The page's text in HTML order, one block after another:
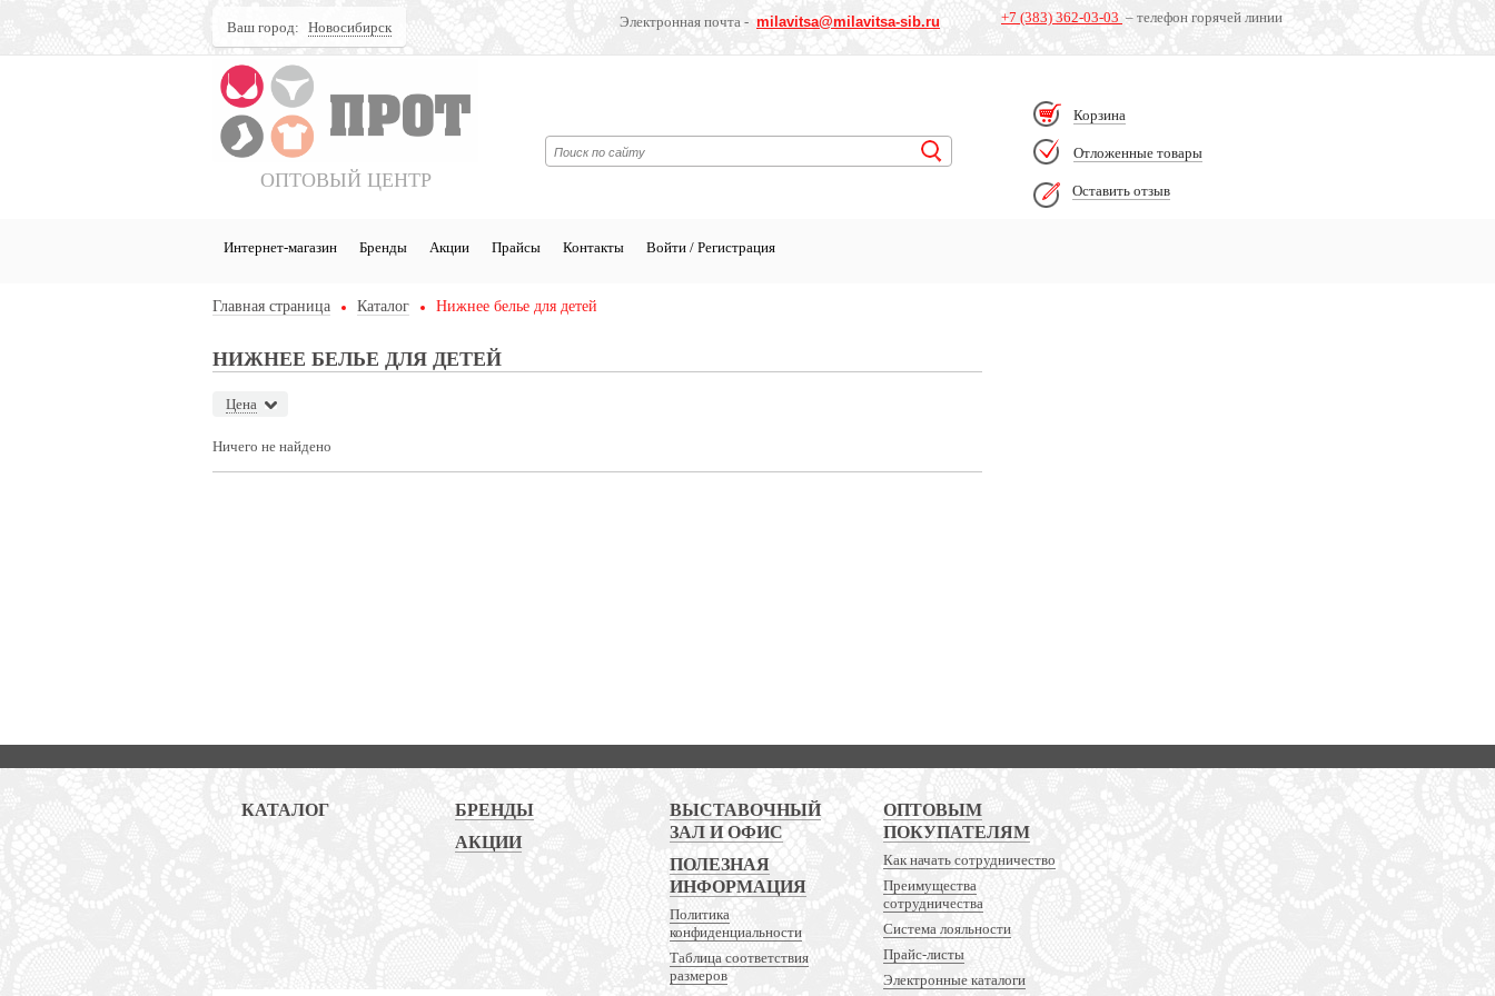
+7 (383) 362-03-03 – телефон горячей линии
Электронная почта - milavitsa@milavitsa-sib.ru
Ваш город: Новосибирск
Корзина
Отложенные товары
Оставить отзыв
ОПТОВЫЙ ЦЕНТР
Интернет-магазин Бренды Акции Прайсы Контакты Войти / Регистрация
Главная страница Каталог Нижнее белье для детей
НИЖНЕЕ БЕЛЬЕ ДЛЯ ДЕТЕЙ
Цена
Ничего не найдено
КАТАЛОГ
БРЕНДЫ
АКЦИИ
ВЫСТАВОЧНЫЙ
ЗАЛ И ОФИС
ПОЛЕЗНАЯ
ИНФОРМАЦИЯ
Политика
конфиденциальности
Таблица соответствия
размеров
ОПТОВЫМ
ПОКУПАТЕЛЯМ
Как начать сотрудничество
Преимущества
сотрудничества
Система лояльности
Прайс-листы
Электронные каталоги